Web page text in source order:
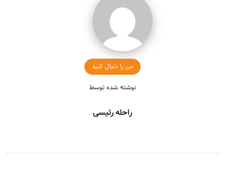
من را دنبال کنید
نوشته شده توسط
راحله رئیسی